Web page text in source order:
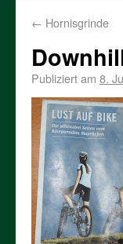
← Hornisgrinde
Publiziert am 8.